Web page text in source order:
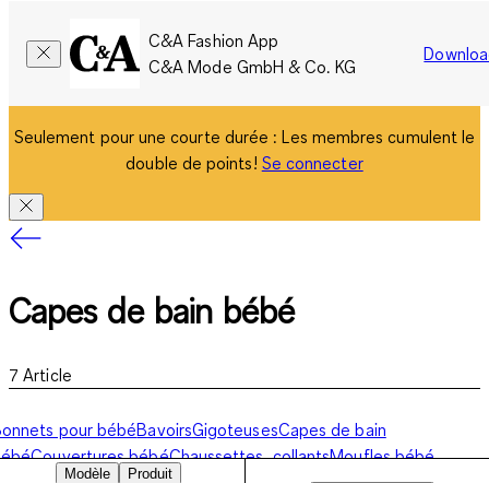
C&A Fashion App
C&A Mode GmbH & Co. KG
Seulement pour une courte durée : Les membres cumulent le
double de points! Se connecter
Capes de bain bébé
7 Article
pour bébéBavoirsGigoteusesCapes de bain
Couvertures bébéChaussettes, collantsMoufles bébé
Modèle
Produit